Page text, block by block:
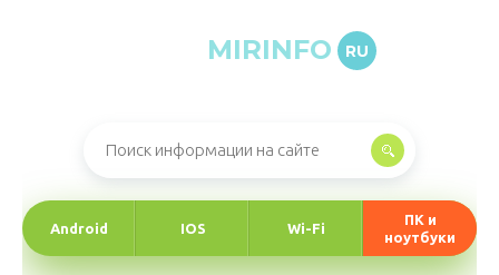
MIRINFO RU
Android IOS Wi-Fi
ПК и
ноутбуки